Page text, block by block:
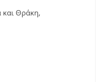
και Θράκη,